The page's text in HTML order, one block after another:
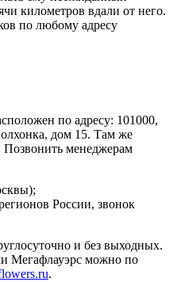
километров вдали от него.
по любому адресу
по адресу: 101000,
дом 15. Там же
менеджерам
России, звонок
и без выходных.
Мегафлауэрс можно по
.